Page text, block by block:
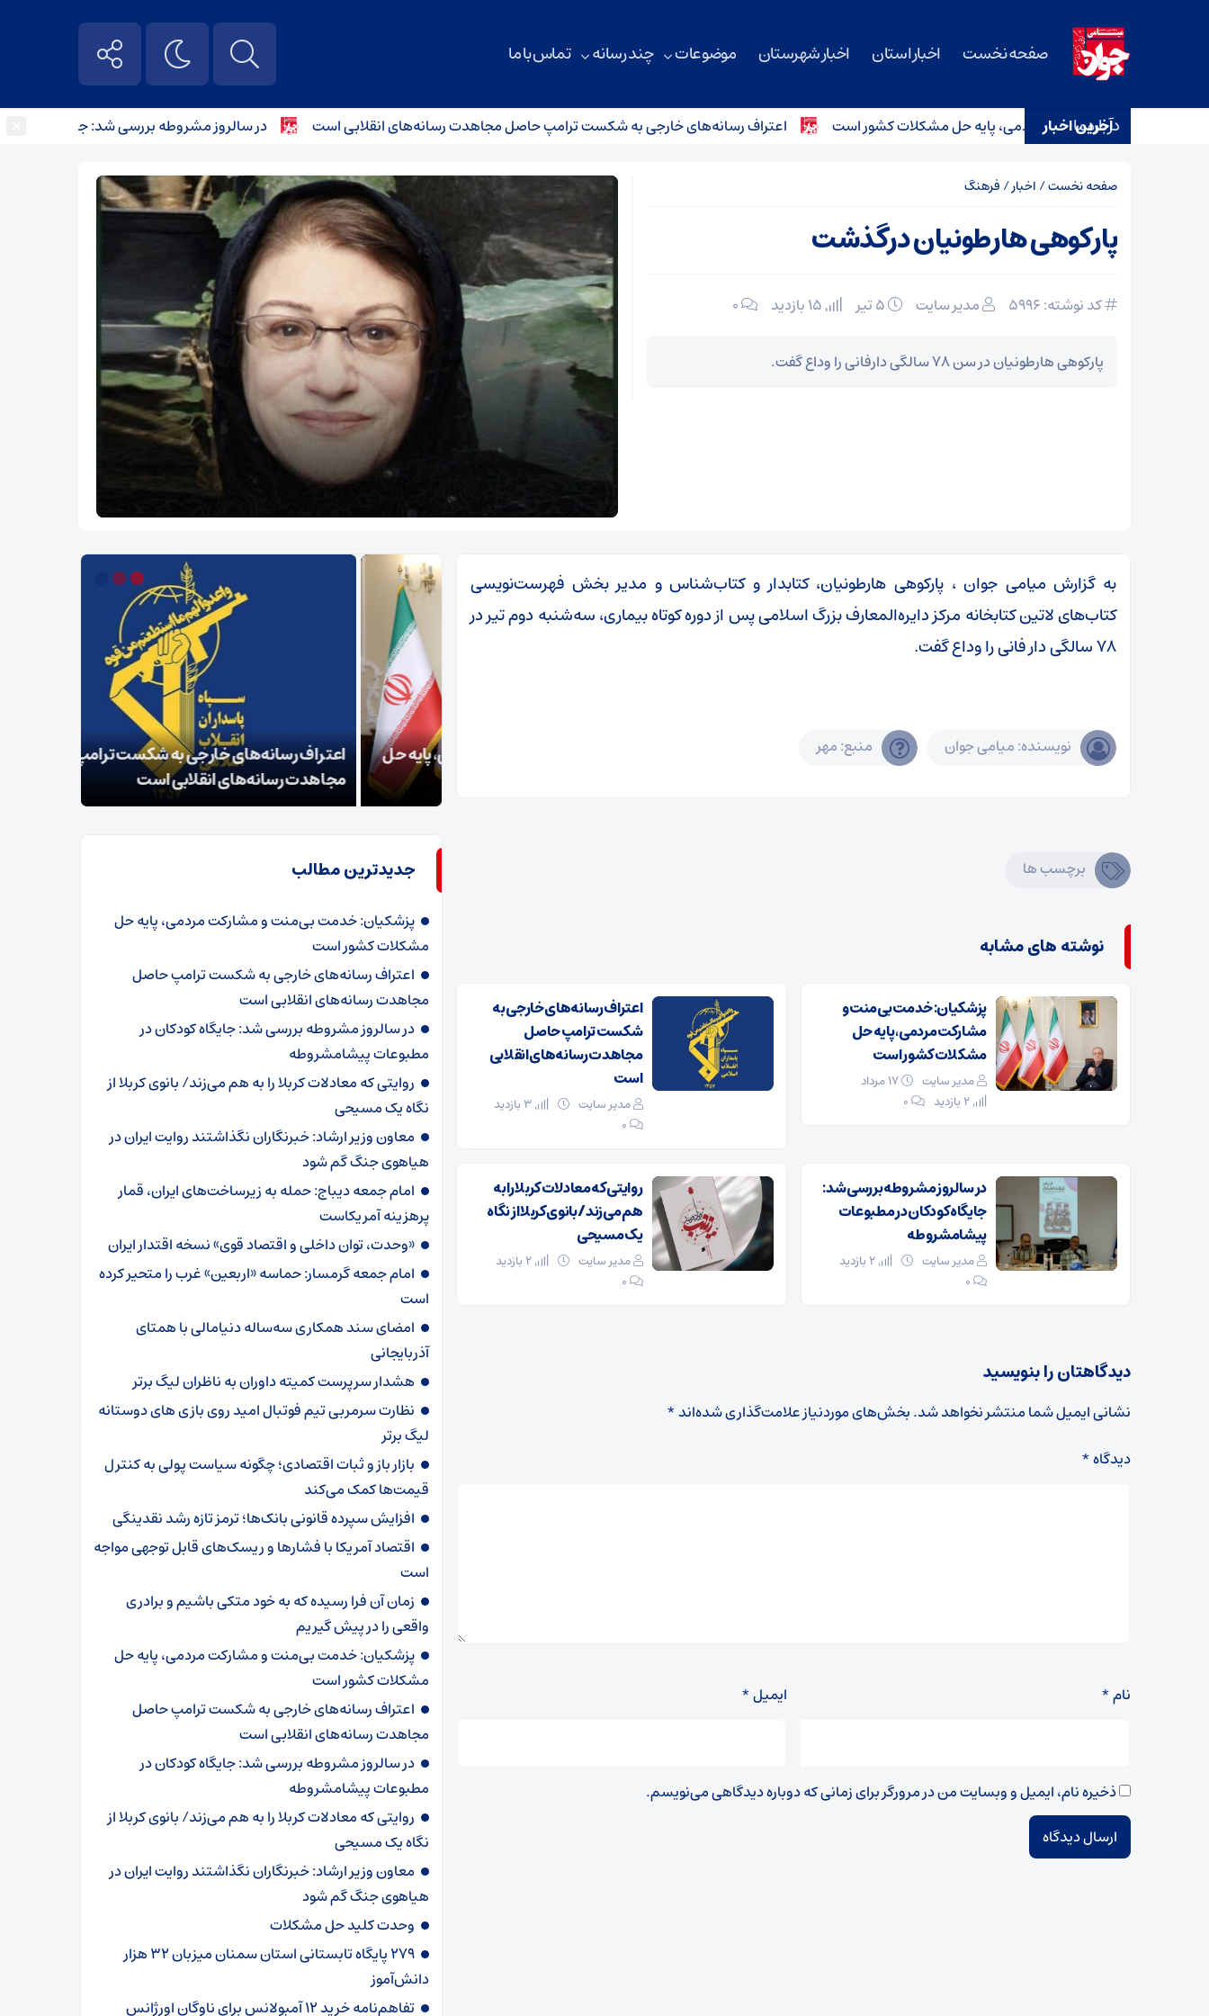
صفحه نخست اخبار استان اخبار شهرستان موضوعات چند رسانه تماس با ما
درباره ما
آخرین اخبار
بی‌منت و مشارکت مردمی، پایه حل مشکلات کشور است اعتراف رسانه‌های خارجی به شکست ترامپ حاصل مجاهدت رسانه‌های انقلابی است در سالروز مشروطه بررسی شد: جایگاه کودکان در
صفحه نخست/ اخبار/ فرهنگ
پارکوهی هارطونیان درگذشت
کد نوشته: 5996 مدیر سایت ۰
پارکوهی هارطونیان در سن ۷۸ سالگی دارفانی را وداع گفت.
به گزارش میامی جوان ، پارکوهی هارطونیان، کتابدار و کتاب‌شناس و مدیر بخش فهرست‌نویسی
کتاب‌های لاتین کتابخانه مرکز دایره‌المعارف بزرگ اسلامی پس از دوره‌ کوتاه بیماری، سه‌شنبه دوم تیر در
۷۸ سالگی دار فانی را وداع گفت.
نویسنده: میامی جوان منبع: مهر
برچسب ها
نوشته های مشابه
پزشکیان: خدمت بی‌منت و
مشارکت مردمی، پایه حل
مشکلات کشور است
مدیر سایت
۰
اعتراف رسانه‌های خارجی به
شکست ترامپ حاصل
مجاهدت رسانه‌های انقلابی
است
مدیر سایت
3 بازدید
۰
در سالروز مشروطه بررسی شد:
جایگاه کودکان در مطبوعات
پیشامشروطه
مدیر سایت
۰
روایتی که معادلات کربلا را به
هم می‌زند/ بانوی کربلا از نگاه
یک مسیحی
مدیر سایت
2 بازدید
۰
دیدگاهتان را بنویسید
نشانی ایمیل شما منتشر نخواهد شد.بخش‌های موردنیاز علامت‌گذاری شده‌اند*
دیدگاه*
نام* ایمیل*
ذخیره نام، ایمیل و وبسایت من در مرورگر برای زمانی که دوباره دیدگاهی می‌نویسم.
زمان آن فرا رسیده که به خود متکی باشیم و برادری
اعتراف رسانه‌های خارجی به شکست ترامپ حاصل
مجاهدت رسانه‌های انقلابی است
جدیدترین مطالب
پزشکیان: خدمت بی‌منت و مشارکت مردمی، پایه حل
مشکلات کشور است
اعتراف رسانه‌های خارجی به شکست ترامپ حاصل
مجاهدت رسانه‌های انقلابی است
در سالروز مشروطه بررسی شد: جایگاه کودکان در
مطبوعات پیشامشروطه
روایتی که معادلات کربلا را به هم می‌زند/ بانوی کربلا از
نگاه یک مسیحی
معاون وزیر ارشاد: خبرنگاران نگذاشتند روایت ایران در
هیاهوی جنگ گم شود
امام جمعه دیباج: حمله به زیرساخت‌های ایران، قمار
پرهزینه آمریکاست
«وحدت، توان داخلی و اقتصاد قوی» نسخه اقتدار ایران
امام جمعه گرمسار: حماسه «اربعین» غرب را متحیر کرده
است
امضای سند همکاری سه‌ساله دنیامالی با همتای
آذربایجانی
هشدار سرپرست ‌کمیته داوران به ناظران لیگ برتر
نظارت سرمربی تیم‌ فوتبال امید روی بازی های دوستانه
لیگ برتر
بازار باز و ثبات اقتصادی؛ چگونه سیاست پولی به کنترل
قیمت‌ها کمک می‌کند
افزایش سپرده قانونی بانک‌ها؛ ترمز تازه رشد نقدینگی
اقتصاد آمریکا با فشارها و ریسک‌های قابل توجهی مواجه
است
زمان آن فرا رسیده که به خود متکی باشیم و برادری
واقعی را در پیش گیریم
پزشکیان: خدمت بی‌منت و مشارکت مردمی، پایه حل
مشکلات کشور است
اعتراف رسانه‌های خارجی به شکست ترامپ حاصل
مجاهدت رسانه‌های انقلابی است
در سالروز مشروطه بررسی شد: جایگاه کودکان در
مطبوعات پیشامشروطه
روایتی که معادلات کربلا را به هم می‌زند/ بانوی کربلا از
نگاه یک مسیحی
معاون وزیر ارشاد: خبرنگاران نگذاشتند روایت ایران در
هیاهوی جنگ گم شود
وحدت کلید حل مشکلات
۲۷۹ پایگاه تابستانی استان سمنان میزبان ۳۲ هزار
دانش‌آموز
تفاهم‌نامه خرید ۱۲ آمبولانس برای ناوگان اورژانس